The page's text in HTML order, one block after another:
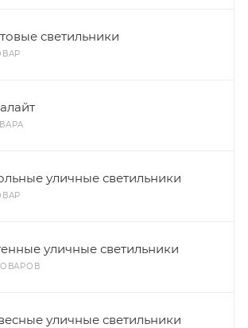
светильники
уличные светильники
уличные светильники
уличные светильники